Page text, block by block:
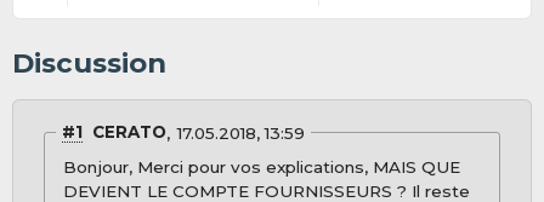
Discussion
#1 CERATO
17.05.2018, 13:59
Bonjour, Merci pour vos explications, MAIS QUE
DEVIENT LE COMPTE FOURNISSEURS ? Il reste